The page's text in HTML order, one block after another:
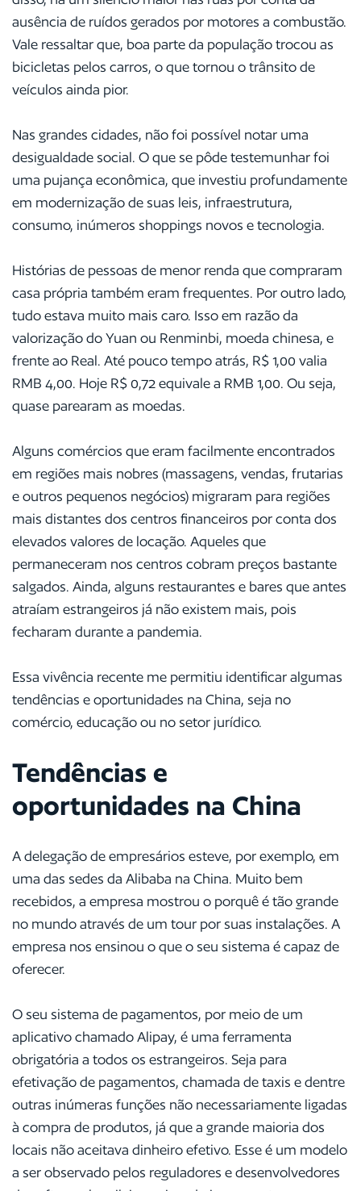
ausência de ruídos gerados por motores a combustão.
Vale ressaltar que, boa parte da população trocou as
bicicletas pelos carros, o que tornou o trânsito de
veículos ainda pior.
Nas grandes cidades, não foi possível notar uma
desigualdade social. O que se pôde testemunhar foi
uma pujança econômica, que investiu profundamente
em modernização de suas leis, infraestrutura,
consumo, inúmeros shoppings novos e tecnologia.
Histórias de pessoas de menor renda que compraram
casa própria também eram frequentes. Por outro lado,
tudo estava muito mais caro. Isso em razão da
valorização do Yuan ou Renminbi, moeda chinesa, e
frente ao Real. Até pouco tempo atrás, R$ 1,00 valia
RMB 4,00. Hoje R$ 0,72 equivale a RMB 1,00. Ou seja,
quase parearam as moedas.
Alguns comércios que eram facilmente encontrados
em regiões mais nobres (massagens, vendas, frutarias
e outros pequenos negócios) migraram para regiões
mais distantes dos centros financeiros por conta dos
elevados valores de locação. Aqueles que
permaneceram nos centros cobram preços bastante
salgados. Ainda, alguns restaurantes e bares que antes
atraíam estrangeiros já não existem mais, pois
fecharam durante a pandemia.
Essa vivência recente me permitiu identificar algumas
tendências e oportunidades na China, seja no
comércio, educação ou no setor jurídico.
Tendências e
oportunidades na China
A delegação de empresários esteve, por exemplo, em
uma das sedes da Alibaba na China. Muito bem
recebidos, a empresa mostrou o porquê é tão grande
no mundo através de um tour por suas instalações. A
empresa nos ensinou o que o seu sistema é capaz de
oferecer.
O seu sistema de pagamentos, por meio de um
aplicativo chamado Alipay, é uma ferramenta
obrigatória a todos os estrangeiros. Seja para
efetivação de pagamentos, chamada de taxis e dentre
outras inúmeras funções não necessariamente ligadas
à compra de produtos, já que a grande maioria dos
locais não aceitava dinheiro efetivo. Esse é um modelo
a ser observado pelos reguladores e desenvolvedores